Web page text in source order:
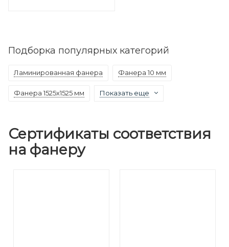
Подборка популярных категорий
Ламинированная фанера Фанера 10 мм
Фанера 1525х1525 мм Показать еще
Сертификаты соответствия
на фанеру